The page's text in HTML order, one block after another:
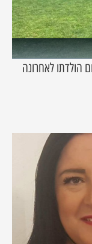
הולדתו לאחרונה